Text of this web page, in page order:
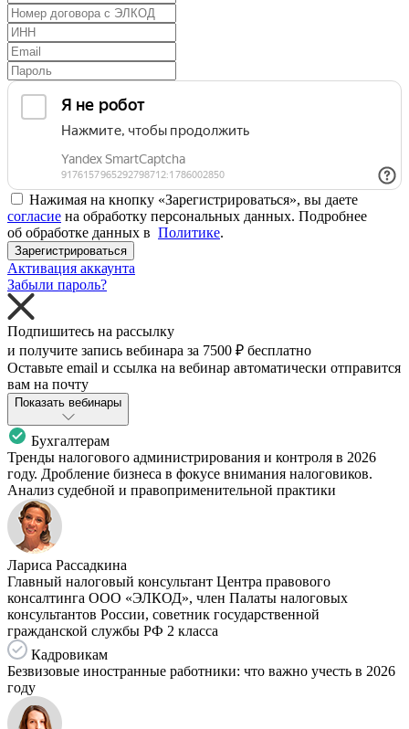
Нажимая на кнопку «Зарегистрироваться», вы даете
согласие на обработку персональных данных. Подробнее
об обработке данных в Политике.
Зарегистрироваться
Активация аккаунта
Забыли пароль?
Подпишитесь на рассылку
и получите запись вебинара за 7500 ₽ бесплатно
Оставьте email и ссылка на вебинар автоматически отправится
вам на почту
Показать вебинары
Бухгалтерам
Тренды налогового администрирования и контроля в 2026
году. Дробление бизнеса в фокусе внимания налоговиков.
Анализ судебной и правоприменительной практики
Лариса Рассадкина
Главный налоговый консультант Центра правового
консалтинга ООО «ЭЛКОД», член Палаты налоговых
консультантов России, советник государственной
гражданской службы РФ 2 класса
Кадровикам
Безвизовые иностранные работники: что важно учесть в 2026
году